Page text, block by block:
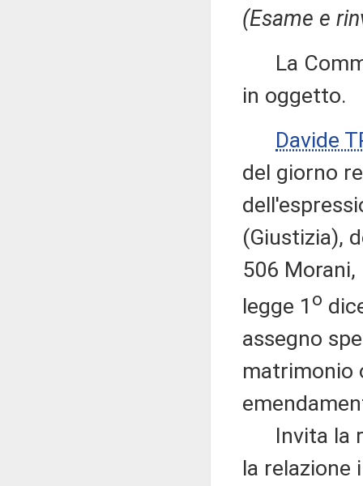
(Esame e
La
in oggetto.
Davide
del giorno
(Giustizia),
506
legge 1 o
assegno
matrimonio
Invita la
la relazione